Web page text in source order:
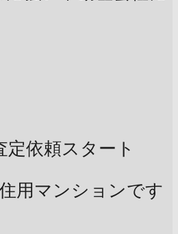
定依頼スタート
用マンションです